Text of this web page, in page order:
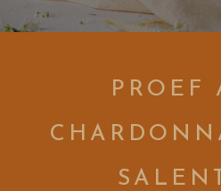
PROEF